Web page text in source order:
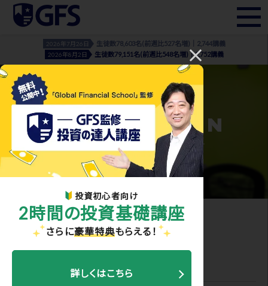
2026年7月26日 生徒数78,603名(前週比527名増)｜2,744講義
2026年8月2日 生徒数79,151名(前週比548名増)｜2,752講義
投資初心者向け
2時間の投資基礎講座
さらに豪華特典もらえる！
詳しくはこちら
INFORMATION
- お知らせ・メディア実績 -
ホーム>お知らせ・メディア実績> financial_literacy_02
2021.03.25